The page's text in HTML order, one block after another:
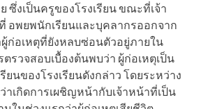
ซึ่งเป็นครูของโรงเรียน ขณะที่เจ้า
อพยพนักเรียนและบุคลากรออกจาก
ก่อเหตุที่ยังหลบซ่อนตัวอยู่ภายใน
ตรวจสอบเบื้องต้นพบว่า ผู้ก่อเหตุเป็น
ยนของโรงเรียนดังกล่าว โดยระหว่าง
าเกิดการเผชิญหน้ากับเจ้าหน้าที่เป็น